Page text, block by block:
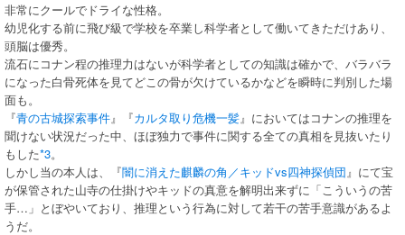
非常にクールでドライな性格。
幼児化する前に飛び級で学校を卒業し科学者として働いてきただけあり、
頭脳は優秀。
流石にコナン程の推理力はないが科学者としての知識は確かで、バラバラ
になった白骨死体を見てどこの骨が欠けているかなどを瞬時に判別した場
面も。
『青の古城探索事件』『カルタ取り危機一髪』においてはコナンの推理を
聞けない状況だった中、ほぼ独力で事件に関する全ての真相を見抜いたり
もした*3。
しかし当の本人は、『闇に消えた麒麟の角／キッドvs四神探偵団』にて宝
が保管された山寺の仕掛けやキッドの真意を解明出来ずに「こういうの苦
手…」とぼやいており、推理という行為に対して若干の苦手意識があるよ
うだ。